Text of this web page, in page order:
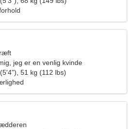
jeg er en venlig kvinde
51 kg (112 lbs)